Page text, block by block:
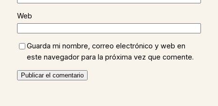
Web
Guarda mi nombre, correo electrónico y web en
este navegador para la próxima vez que comente.